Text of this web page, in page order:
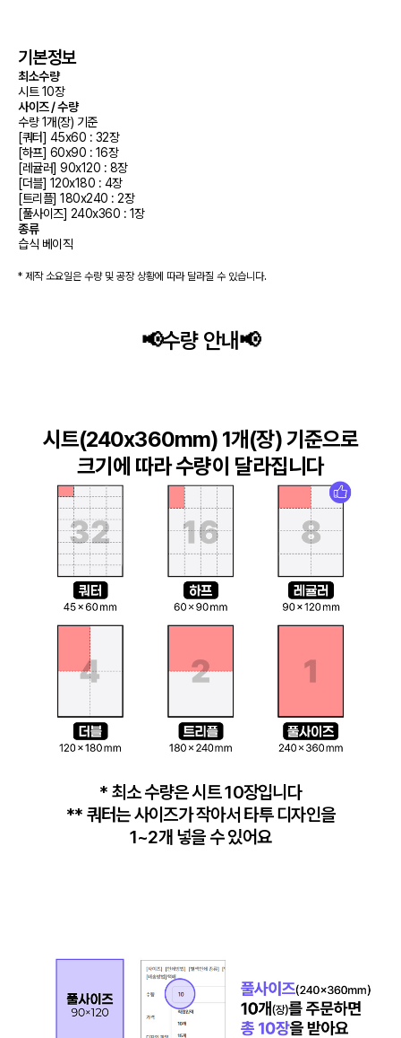
기본정보
최소수량
시트 10장
사이즈 / 수량
수량 1개(장) 기준
[쿼터] 45x60 : 32장
[하프] 60x90 : 16장
[레귤러] 90x120 : 8장
[더블] 120x180 : 4장
[트리플] 180x240 : 2장
[풀사이즈] 240x360 : 1장
종류
습식 베이직
* 제작 소요일은 수량 및 공장 상황에 따라 달라질 수 있습니다.
📢수량 안내📢
시트(240x360mm) 1개(장) 기준으로
크기에 따라 수량이 달라집니다
* 최소 수량은 시트 10장입니다
** 쿼터는 사이즈가 작아서 타투 디자인을
1~2개 넣을 수 있어요